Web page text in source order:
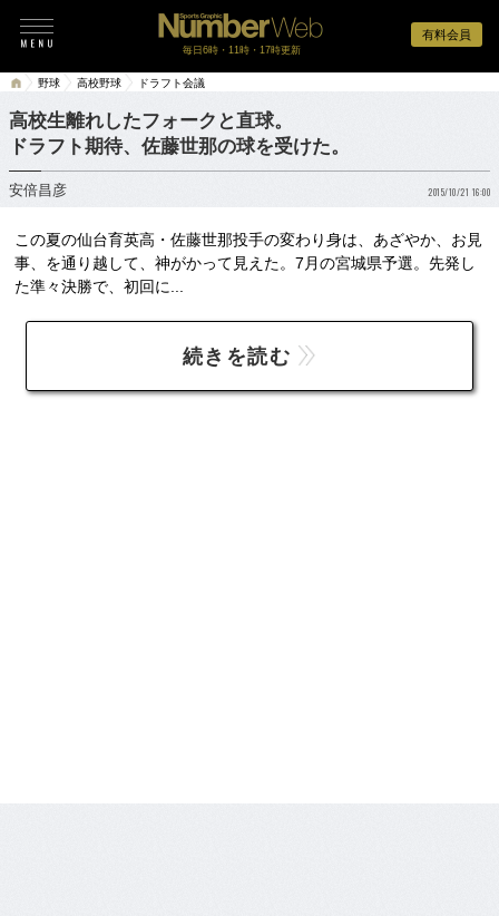
有料会員
毎日6時・11時・17時更新
野球 高校野球 ドラフト会議
高校生離れしたフォークと直球。
ドラフト期待、佐藤世那の球を受けた。
安倍昌彦 2015/10/21 16:00
この夏の仙台育英高・佐藤世那投手の変わり身は、あざやか、お見
事、を通り越して、神がかって見えた。7月の宮城県予選。先発し
た準々決勝で、初回に...
続きを読む